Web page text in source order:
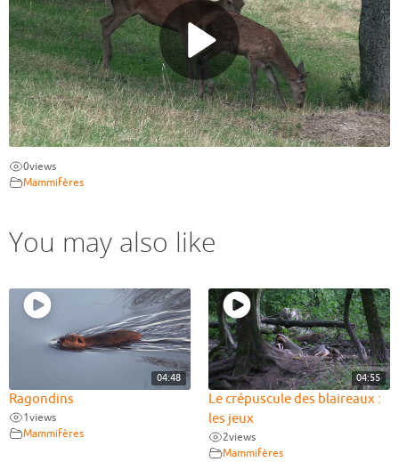
0views
Mammifères
You may also like
04:48
Ragondins
1views
Mammifères
04:55
Le crépuscule des blaireaux :
les jeux
2views
Mammifères